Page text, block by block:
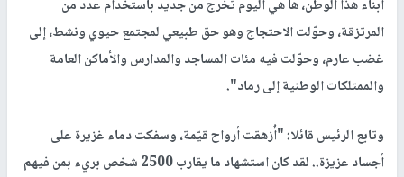
أبناء هذا الوطن، ها هي اليوم تخرج من جديد باستخدام عدد من
المرتزقة، وحوّلت الاحتجاج وهو حق طبيعي لمجتمع حيوي ونشط، إلى
غضب عارم، وحوّلت فيه مئات المساجد والمدارس والأماكن العامة
والممتلكات الوطنية إلى رماد".
وتابع الرئيس قائلا: "أُزهقت أرواح قيّمة، وسفكت دماء غزيرة على
أجساد عزيزة.. لقد كان استشهاد ما يقارب 2500 شخص بريء بمن فيهم